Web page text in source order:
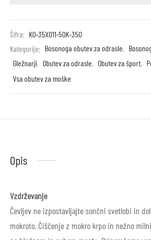
Šifra: KO-35X011-50K-350
Kategorije: Bosonoga obutev za odrasle,
Gležnarji, Obutev za odrasle, Obutev za šport,
Vsa obutev za moške
Opis
Vzdrževanje
Čevljev ne izpostavljajte sončni svetlobi in
mokroto. Čiščenje z mokro krpo in nežno